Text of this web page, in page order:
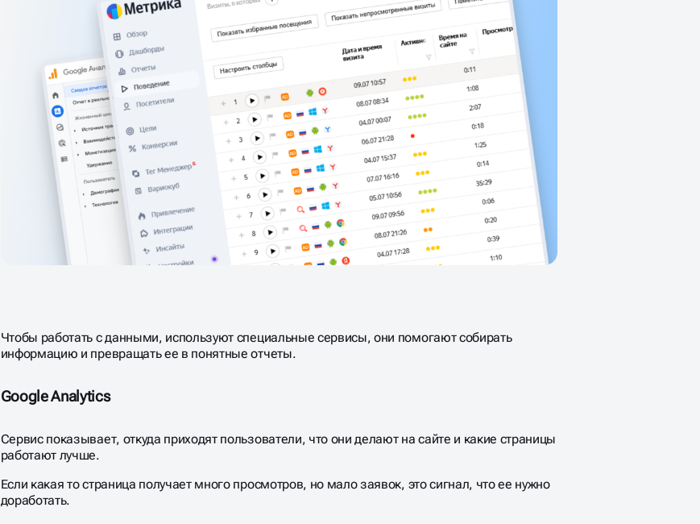
Чтобы работать с данными, используют специальные сервисы, они помогают собирать
информацию и превращать ее в понятные отчеты.
Google Analytics
Сервис показывает, откуда приходят пользователи, что они делают на сайте и какие страницы
работают лучше.
Если какая то страница получает много просмотров, но мало заявок, это сигнал, что ее нужно
доработать.